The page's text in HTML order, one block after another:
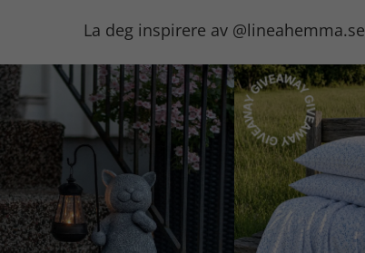
La deg inspirere av @lineahemma.se